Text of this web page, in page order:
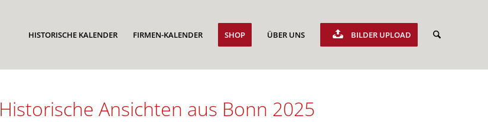
HISTORISCHE KALENDER FIRMEN-KALENDER SHOP ÜBER UNS BILDER UPLOAD
Historische Ansichten aus Bonn 2025